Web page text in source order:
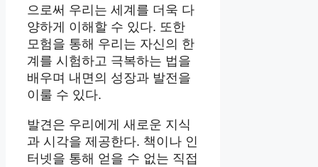
으로써 우리는 세계를 더욱 다
양하게 이해할 수 있다. 또한
모험을 통해 우리는 자신의 한
계를 시험하고 극복하는 법을
배우며 내면의 성장과 발전을
이룰 수 있다.
발견은 우리에게 새로운 지식
과 시각을 제공한다. 책이나 인
터넷을 통해 얻을 수 없는 직접